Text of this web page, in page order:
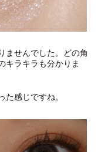
ませんでした。どの角
キラキラも分かりま
感じですね。